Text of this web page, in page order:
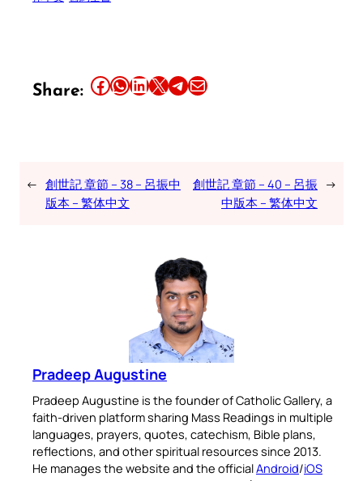
Share: Share this article on Facebook Share this article on WhatsApp Share this article on LinkedIn Share this article on X Share this article on TelegramEmail this Article
← 創世記 章節 – 38 – 呂振中
版本 – 繁体中文
創世記 章節 – 40 – 呂振
中版本 – 繁体中文
→
Pradeep Augustine
Pradeep Augustine is the founder of Catholic Gallery, a
faith-driven platform sharing Mass Readings in multiple
languages, prayers, quotes, catechism, Bible plans,
reflections, and other spiritual resources since 2013.
He manages the website and the officialAndroid/iOS